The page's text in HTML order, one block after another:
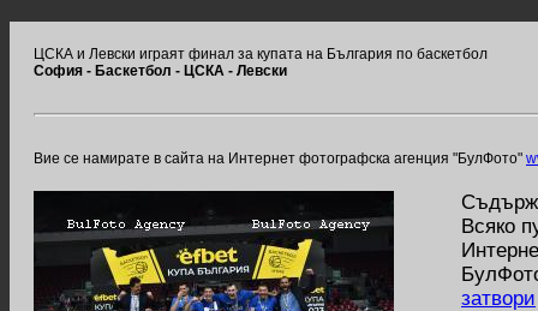
ЦСКА и Левски играят финал за купата на България по баскетбол
София - Баскетбол - ЦСКА - Левски
Вие се намирате в сайта на Интернет фотографска агенция "БулФото"
Всяко
затвори